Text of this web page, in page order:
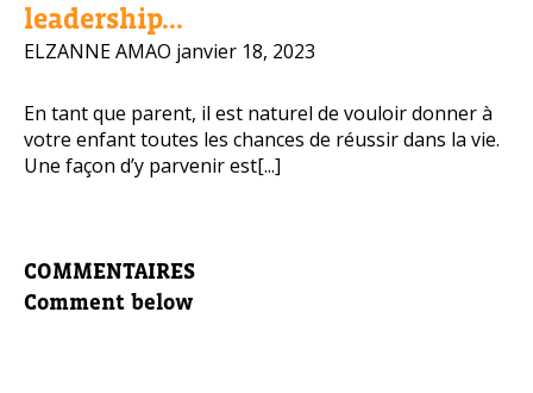
leadership...
ELZANNE AMAO janvier 18, 2023
En tant que parent, il est naturel de vouloir donner à
votre enfant toutes les chances de réussir dans la vie.
Une façon d’y parvenir est[...]
COMMENTAIRES
Comment below